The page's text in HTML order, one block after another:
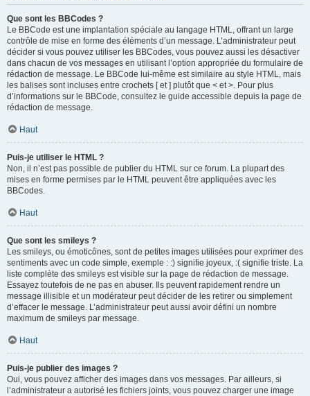
Que sont les BBCodes ?
Le BBCode est une implantation spéciale au langage HTML, offrant un large
contrôle de mise en forme des éléments d’un message. L’administrateur peut
décider si vous pouvez utiliser les BBCodes, vous pouvez aussi les désactiver
dans chacun de vos messages en utilisant l’option appropriée du formulaire de
rédaction de message. Le BBCode lui-même est similaire au style HTML, mais
les balises sont incluses entre crochets [ et ] plutôt que < et >. Pour plus
d’informations sur le BBCode, consultez le guide accessible depuis la page de
rédaction de message.
Haut
Puis-je utiliser le HTML ?
Non, il n’est pas possible de publier du HTML sur ce forum. La plupart des
mises en forme permises par le HTML peuvent être appliquées avec les
BBCodes.
Haut
Que sont les smileys ?
Les smileys, ou émoticônes, sont de petites images utilisées pour exprimer des
sentiments avec un code simple, exemple : :) signifie joyeux, :( signifie triste. La
liste complète des smileys est visible sur la page de rédaction de message.
Essayez toutefois de ne pas en abuser. Ils peuvent rapidement rendre un
message illisible et un modérateur peut décider de les retirer ou simplement
d’effacer le message. L’administrateur peut aussi avoir défini un nombre
maximum de smileys par message.
Haut
Puis-je publier des images ?
Oui, vous pouvez afficher des images dans vos messages. Par ailleurs, si
l’administrateur a autorisé les fichiers joints, vous pouvez charger une image